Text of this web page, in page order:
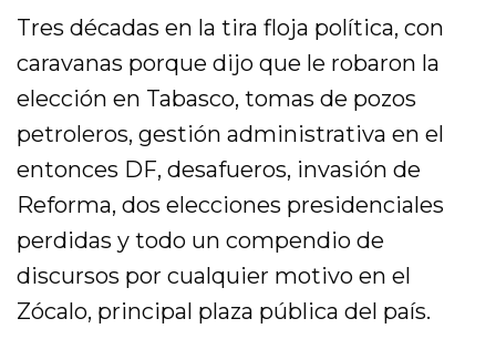
Tres décadas en la tira floja política, con
caravanas porque dijo que le robaron la
elección en Tabasco, tomas de pozos
petroleros, gestión administrativa en el
entonces DF, desafueros, invasión de
Reforma, dos elecciones presidenciales
perdidas y todo un compendio de
discursos por cualquier motivo en el
Zócalo, principal plaza pública del país.